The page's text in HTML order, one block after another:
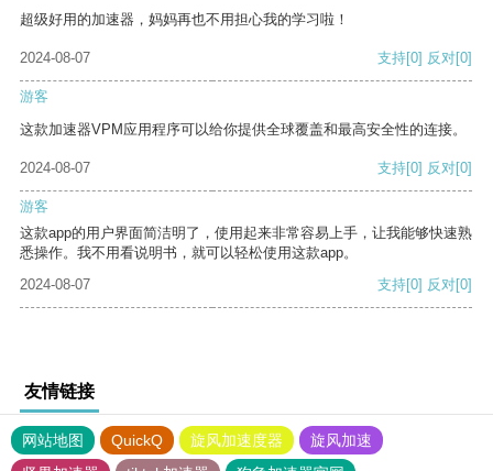
超级好用的加速器，妈妈再也不用担心我的学习啦！
2024-08-07 支持[0] 反对[0]
游客
这款加速器VPM应用程序可以给你提供全球覆盖和最高安全性的连接。
2024-08-07 支持[0] 反对[0]
游客
这款app的用户界面简洁明了，使用起来非常容易上手，让我能够快速熟
悉操作。我不用看说明书，就可以轻松使用这款app。
2024-08-07
支持[0] 反对[0]
友情链接
网站地图 QuickQ 旋风加速度器
旋风加速